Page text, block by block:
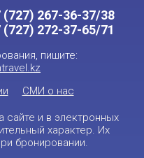
(727) 267-36-37/38
(727) 272-37-65/71
пишите:
СМИ о нас
сайте и в электронных
характер. Их
бронировании.